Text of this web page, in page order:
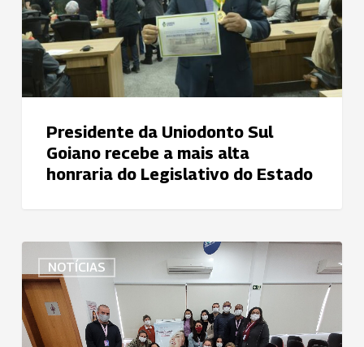
a
mais
alta
honraria
Legislativo
Estado
Presidente da Uniodonto Sul
Goiano recebe a mais alta
honraria do Legislativo do Estado
NOTÍCIAS
Porto
Alegre
entrega
doações